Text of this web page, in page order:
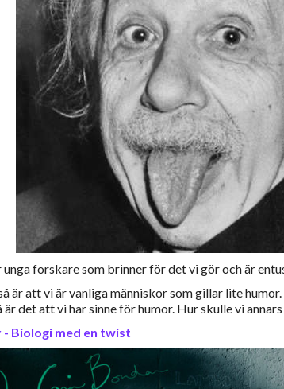
unga forskare som brinner för det vi gör och är
är att vi är vanliga människor som gillar lite
är det att vi har sinne för humor. Hur skulle vi
- Biologi med en twist